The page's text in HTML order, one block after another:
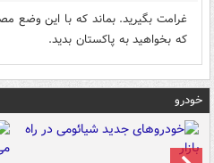
غرامت بگیرید. بماند که با این وضع
که بخواهید به پاکستان بدید.
خودرو